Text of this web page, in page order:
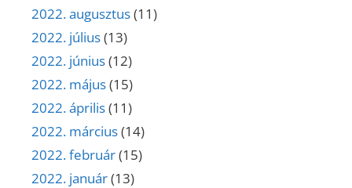
2022. augusztus(11)
2022. július(13)
2022. június(12)
2022. május(15)
2022. április(11)
2022. március(14)
2022. február(15)
2022. január(13)